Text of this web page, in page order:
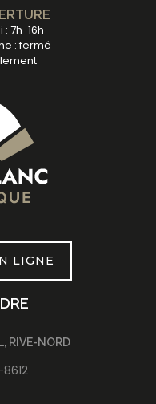
7h-16h
: fermé
LIGNE
RIVE-NORD